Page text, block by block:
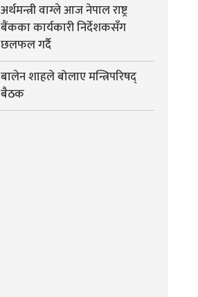
अर्थमन्त्री वाग्ले आज नेपाल राष्ट्र
बैंकका कार्यकारी निर्देशकसँग
छलफल गर्दै
बालेन शाहले बोलाए मन्त्रिपरिषद्
बैठक